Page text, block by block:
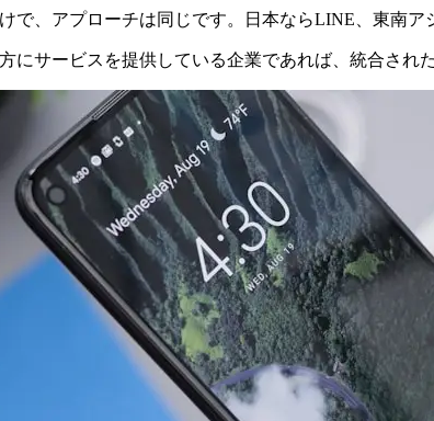
で、アプローチは同じです。日本ならLINE、東南ア
にサービスを提供している企業であれば、統合され